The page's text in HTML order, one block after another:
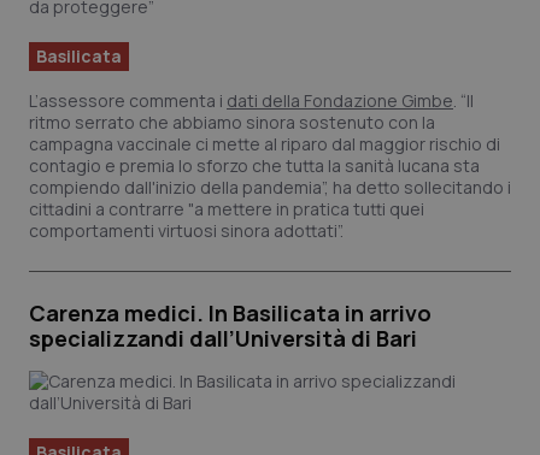
Basilicata
L’assessore commenta i dati della Fondazione Gimbe. “Il
ritmo serrato che abbiamo sinora sostenuto con la
campagna vaccinale ci mette al riparo dal maggior rischio di
contagio e premia lo sforzo che tutta la sanità lucana sta
compiendo dall'inizio della pandemia”, ha detto sollecitando i
cittadini a contrarre "a mettere in pratica tutti quei
comportamenti virtuosi sinora adottati”.
Carenza medici. In Basilicata in arrivo
specializzandi dall’Università di Bari